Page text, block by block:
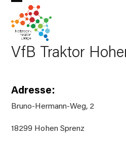
Skip
content
Open
mobile
menu
Close
mobile
menu
VfB Traktor
Adresse:
Bruno-Hermann-Weg, 2
18299 Hohen Sprenz